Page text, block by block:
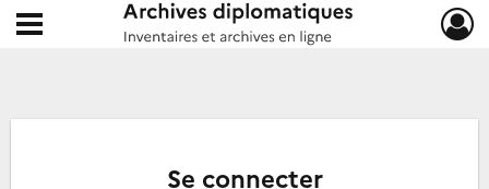
Archives diplomatiques
Ouvrir le menu déroulant
Se connecter